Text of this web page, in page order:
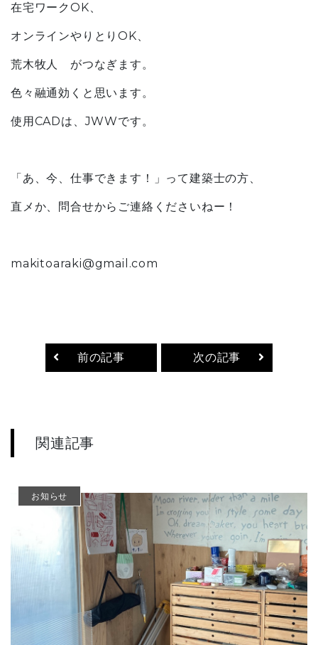
在宅ワークOK、
オンラインやりとりOK、
荒木牧人 がつなぎます。
色々融通効くと思います。
使用CADは、JWWです。
「あ、今、仕事できます！」って建築士の方、
直メか、問合せからご連絡くださいねー！
makitoaraki@gmail.com
前の記事 次の記事
関連記事
お知らせ